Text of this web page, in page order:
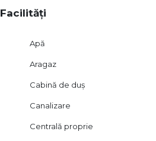
Facilități
Apă
Aragaz
Cabină de duș
Canalizare
Centrală proprie